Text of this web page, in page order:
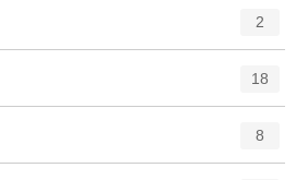
2
18
8